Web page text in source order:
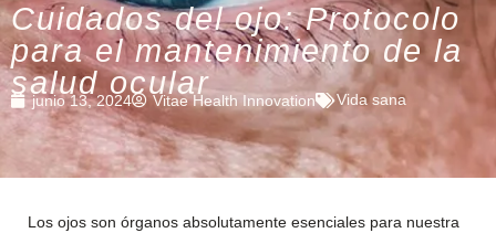
Cuidados del ojo: Protocolo
para el mantenimiento de la
salud ocular
junio 13, 2024 Vitae Health Innovation Vida sana
Los ojos son órganos absolutamente esenciales para nuestra